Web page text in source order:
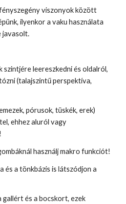
viszonyok között
ilyenkor a vaku használata
javasolt.
szintjére leereszkedni és oldalról,
(talajszintű perspektíva,
pórusok, tüskék, erek)
ehhez aluról vagy
használj makro funkciót!
és a tönkbázis is látszódjon a
gallért és a bocskort, ezek